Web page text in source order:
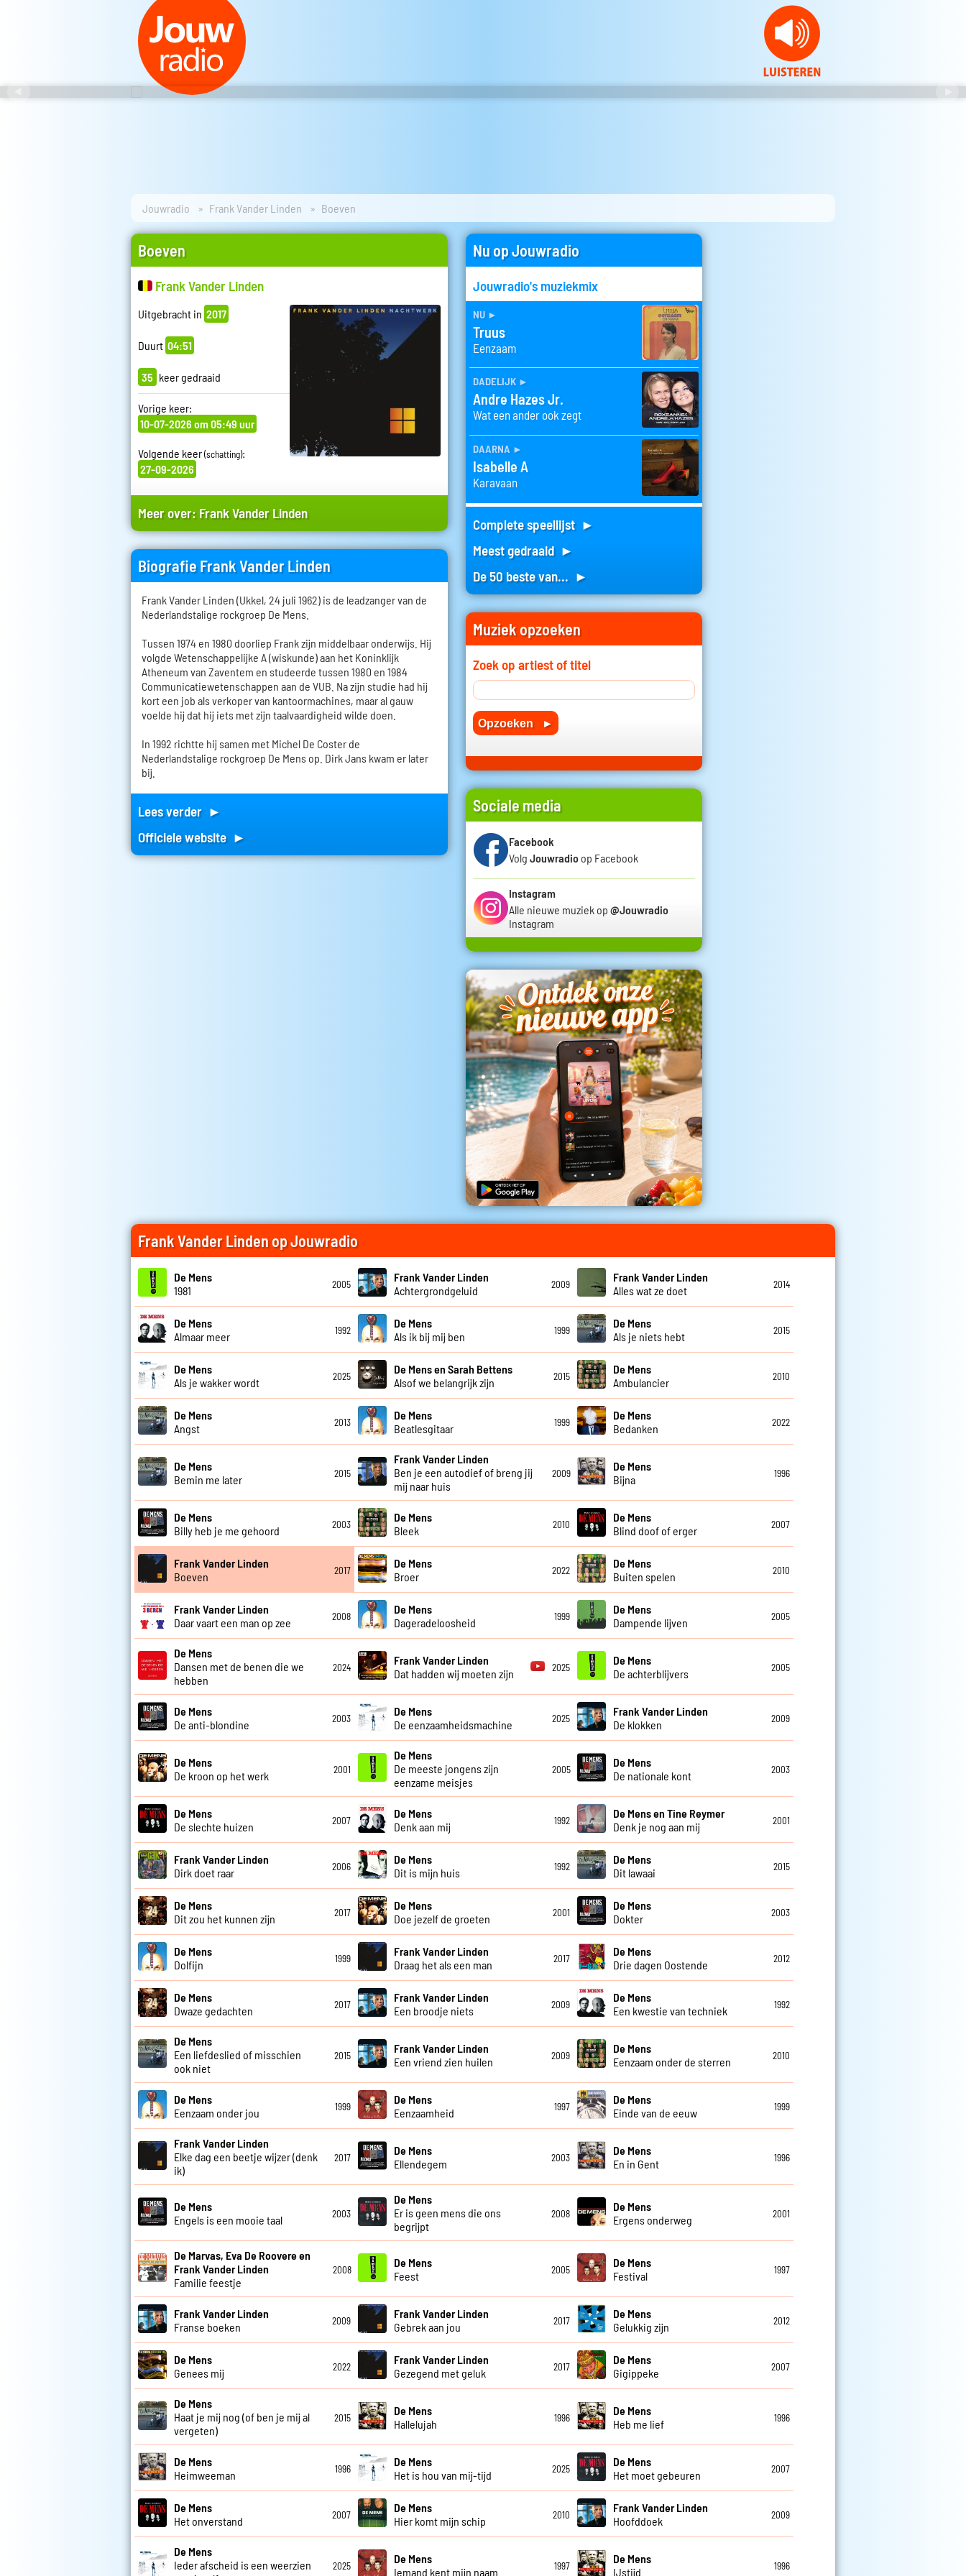
Jouwradio Frank Vander Linden Boeven
Boeven
Frank Vander Linden
Uitgebracht in 2017
Duurt 04:51
35 keer gedraaid
Vorige keer:
10-07-2026 om 05:49 uur
Volgende keer(schatting):
27-09-2026
Meer over: Frank Vander Linden
Biografie Frank Vander Linden
Frank Vander Linden (Ukkel, 24 juli 1962) is de leadzanger van de
Nederlandstalige rockgroep De Mens.
Tussen 1974 en 1980 doorliep Frank zijn middelbaar onderwijs. Hij
volgde Wetenschappelijke A (wiskunde) aan het Koninklijk
Atheneum van Zaventem en studeerde tussen 1980 en 1984
Communicatiewetenschappen aan de VUB. Na zijn studie had hij
kort een job als verkoper van kantoormachines, maar al gauw
voelde hij dat hij iets met zijn taalvaardigheid wilde doen.
In 1992 richtte hij samen met Michel De Coster de
Nederlandstalige rockgroep De Mens op. Dirk Jans kwam er later
bij.
Lees verder ►
Officiele website ►
Nu op Jouwradio
Jouwradio's muziekmix
nu ►
Truus
Eenzaam
dadelijk ►
Andre Hazes Jr.
Wat een ander ook zegt
daarna ►
Isabelle A
Karavaan
Complete speellijst ►
Meest gedraaid ►
De 50 beste van... ►
Muziek opzoeken
Zoek op artiest of titel
Sociale media
Facebook
Volg Jouwradio op Facebook
Instagram
Alle nieuwe muziek op @Jouwradio
Instagram
Frank Vander Linden op Jouwradio
De Mens
1981
2005
Frank Vander Linden
Achtergrondgeluid
2009
Frank Vander Linden
Alles wat ze doet
2014
De Mens
Almaar meer
1992
De Mens
Als ik bij mij ben
1999
De Mens
Als je niets hebt
2015
De Mens
Als je wakker wordt
2025
De Mens en Sarah Bettens
Alsof we belangrijk zijn
2015
De Mens
Ambulancier
2010
De Mens
Angst
2013
De Mens
Beatlesgitaar
1999
De Mens
Bedanken
2022
De Mens
Bemin me later
2015
Frank Vander Linden
Ben je een autodief of breng jij
mij naar huis
2009
De Mens
Bijna
1996
De Mens
Billy heb je me gehoord
2003
De Mens
Bleek
2010
De Mens
Blind doof of erger
2007
Frank Vander Linden
Boeven
2017
De Mens
Broer
2022
De Mens
Buiten spelen
2010
Frank Vander Linden
Daar vaart een man op zee
2008
De Mens
Dageradeloosheid
1999
De Mens
Dampende lijven
2005
De Mens
Dansen met de benen die we
hebben
2024
Frank Vander Linden
Dat hadden wij moeten zijn
2025
De Mens
De achterblijvers
2005
De Mens
De anti-blondine
2003
De Mens
De eenzaamheidsmachine
2025
Frank Vander Linden
De klokken
2009
De Mens
De kroon op het werk
2001
De Mens
De meeste jongens zijn
eenzame meisjes
2005
De Mens
De nationale kont
2003
De Mens
De slechte huizen
2007
De Mens
Denk aan mij
1992
De Mens en Tine Reymer
Denk je nog aan mij
2001
Frank Vander Linden
Dirk doet raar
2006
De Mens
Dit is mijn huis
1992
De Mens
Dit lawaai
2015
De Mens
Dit zou het kunnen zijn
2017
De Mens
Doe jezelf de groeten
2001
De Mens
Dokter
2003
De Mens
Dolfijn
1999
Frank Vander Linden
Draag het als een man
2017
De Mens
Drie dagen Oostende
2012
De Mens
Dwaze gedachten
2017
Frank Vander Linden
Een broodje niets
2009
De Mens
Een kwestie van techniek
1992
De Mens
Een liefdeslied of misschien
ook niet
2015
Frank Vander Linden
Een vriend zien huilen
2009
De Mens
Eenzaam onder de sterren
2010
De Mens
Eenzaam onder jou
1999
De Mens
Eenzaamheid
1997
De Mens
Einde van de eeuw
1999
Frank Vander Linden
Elke dag een beetje wijzer (denk
ik)
2017
De Mens
Ellendegem
2003
De Mens
En in Gent
1996
De Mens
Engels is een mooie taal
2003
De Mens
Er is geen mens die ons
begrijpt
2008
De Mens
Ergens onderweg
2001
De Marvas, Eva De Roovere en
Frank Vander Linden
Familie feestje
2008
De Mens
Feest
2005
De Mens
Festival
1997
Frank Vander Linden
Franse boeken
2009
Frank Vander Linden
Gebrek aan jou
2017
De Mens
Gelukkig zijn
2012
De Mens
Genees mij
2022
Frank Vander Linden
Gezegend met geluk
2017
De Mens
Gigippeke
2007
De Mens
Haat je mij nog (of ben je mij al
vergeten)
2015
De Mens
Hallelujah
1996
De Mens
Heb me lief
1996
De Mens
Heimweeman
1996
De Mens
Het is hou van mij-tijd
2025
De Mens
Het moet gebeuren
2007
De Mens
Het onverstand
2007
De Mens
Hier komt mijn schip
2010
Frank Vander Linden
Hoofddoek
2009
De Mens
Ieder afscheid is een weerzien
2025
De Mens
Iemand kent mijn naam
1997
De Mens
IJstijd
1996